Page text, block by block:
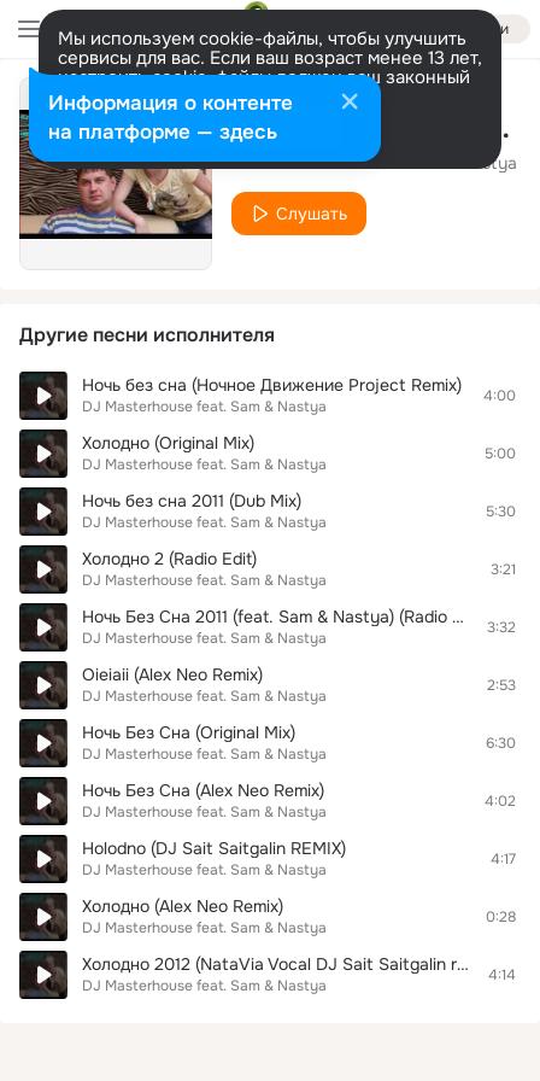
Войти
Мы используем cookie-файлы, чтобы улучшить
сервисы для вас. Если ваш возраст менее 13 лет,
настроить cookie-файлы должен ваш законный
представитель. Больше информации
Разрешить все Настроить Холодно (Martik New Year 2012 Rmx )
DJ Masterhouse feat. Sam & Nastya
Слушать
Другие песни исполнителя
Ночь без сна (Ночное Движение Project Remix)
DJ Masterhouse feat. Sam & Nastya
4:00
Холодно (Original Mix)
DJ Masterhouse feat. Sam & Nastya
5:00
Ночь без сна 2011 (Dub Mix)
DJ Masterhouse feat. Sam & Nastya
5:30
Холодно 2 (Radio Edit)
DJ Masterhouse feat. Sam & Nastya
3:21
Ночь Без Сна 2011 (feat. Sam & Nastya) (Radio Edit)
DJ Masterhouse feat. Sam & Nastya
3:32
Oieiaii (Alex Neo Remix)
DJ Masterhouse feat. Sam & Nastya
2:53
Ночь Без Сна (Original Mix)
DJ Masterhouse feat. Sam & Nastya
6:30
Ночь Без Сна (Alex Neo Remix)
DJ Masterhouse feat. Sam & Nastya
4:02
Holodno (DJ Sait Saitgalin REMIX)
DJ Masterhouse feat. Sam & Nastya
4:17
Холодно (Alex Neo Remix)
DJ Masterhouse feat. Sam & Nastya
0:28
Холодно 2012 (NataVia Vocal DJ Sait Saitgalin remix)
DJ Masterhouse feat. Sam & Nastya
4:14
Информация о контенте
на платформе — здесь